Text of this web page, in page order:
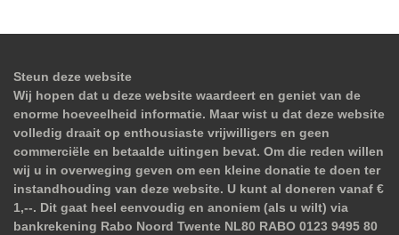
Steun deze website
Wij hopen dat u deze website waardeert en geniet van de
enorme hoeveelheid informatie. Maar wist u dat deze website
volledig draait op enthousiaste vrijwilligers en geen
commerciële en betaalde uitingen bevat. Om die reden willen
wij u in overweging geven om een kleine donatie te doen ter
instandhouding van deze website. U kunt al doneren vanaf €
1,--. Dit gaat heel eenvoudig en anoniem (als u wilt) via
bankrekening Rabo Noord Twente NL80 RABO 0123 9495 80